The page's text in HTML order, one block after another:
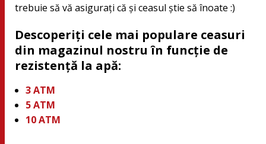
trebuie să vă asiguraţi că şi ceasul ştie să înoate :)
Descoperiți cele mai populare ceasuri
din magazinul nostru în funcție de
rezistență la apă:
3 ATM
5 ATM
10 ATM